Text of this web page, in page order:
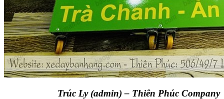
Trúc Ly (admin) – Thiên Phúc Company